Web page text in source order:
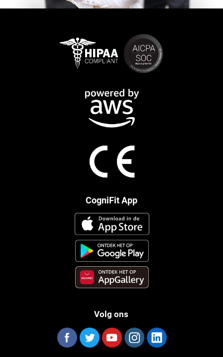
CogniFit App
Volg ons